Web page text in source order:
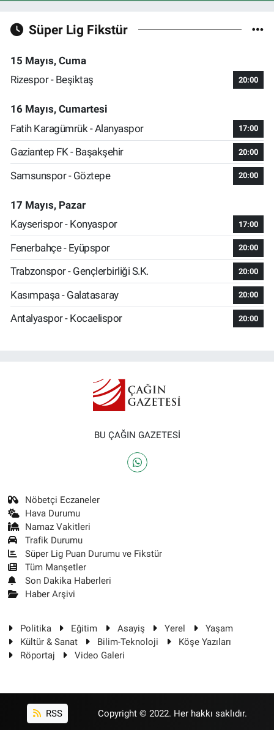
Süper Lig Fikstür
15 Mayıs, Cuma
Rizespor - Beşiktaş
20:00
16 Mayıs, Cumartesi
Fatih Karagümrük - Alanyaspor
17:00
Gaziantep FK - Başakşehir 20:00
Samsunspor - Göztepe 20:00
17 Mayıs, Pazar
Kayserispor - Konyaspor
17:00
Fenerbahçe - Eyüpspor 20:00
Trabzonspor - Gençlerbirliği S.K. 20:00
Kasımpaşa - Galatasaray 20:00
Antalyaspor - Kocaelispor 20:00
BU ÇAĞIN GAZETESİ
Nöbetçi Eczaneler
Hava Durumu
Namaz Vakitleri
Trafik Durumu
Süper Lig Puan Durumu ve Fikstür
Tüm Manşetler
Son Dakika Haberleri
Haber Arşivi
Politika Eğitim Asayiş Yerel
Yaşam
Kültür & Sanat
Bilim-Teknoloji
Köşe Yazıları
Röportaj
Video Galeri
RSS Copyright © 2022. Her hakkı saklıdır.